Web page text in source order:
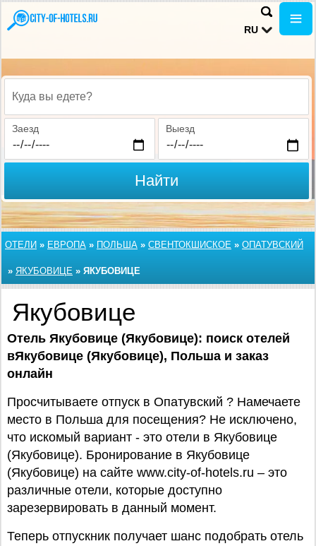
RU
Куда вы едете?
Заезд Выезд
Найти
ОТЕЛИ » ЕВРОПА » ПОЛЬША » СВЕНТОКШИСКОЕ » ОПАТУВСКИЙ
» ЯКУБОВИЦЕ » ЯКУБОВИЦЕ
Якубовице
Отель Якубовице (Якубовице): поиск отелей
вЯкубовице (Якубовице), Польша и заказ
онлайн
Просчитываете отпуск в Опатувский ? Намечаете
место в Польша для посещения? Не исключено,
что искомый вариант - это отели в Якубовице
(Якубовице). Бронирование в Якубовице
(Якубовице) на сайте www.city-of-hotels.ru – это
различные отели, которые доступно
зарезервировать в данный момент.
Теперь отпускник получает шанс подобрать отель